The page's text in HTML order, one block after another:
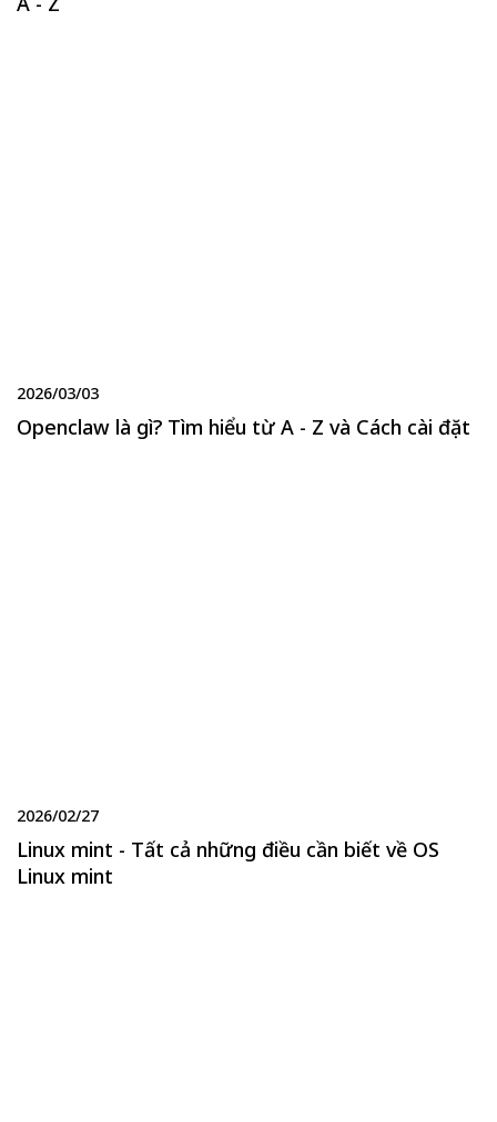
2026/03/03
Openclaw là gì? Tìm hiểu từ A - Z và Cách cài đặt
2026/02/27
Linux mint - Tất cả những điều cần biết về OS
Linux mint